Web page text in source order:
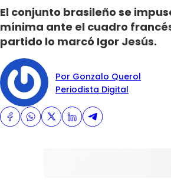
El conjunto brasileño se
mínima ante el cuadro
partido lo marcó Igor Jesús.
Por Gonzalo Querol
Periodista Digital